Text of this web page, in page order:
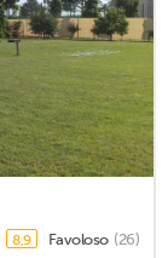
8,9 Favoloso (26)